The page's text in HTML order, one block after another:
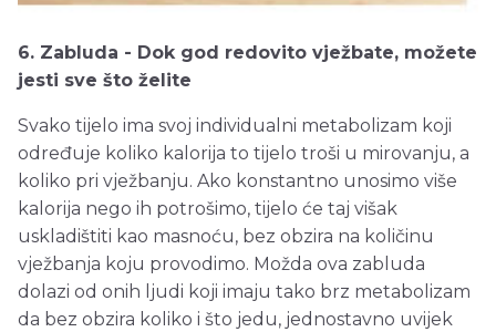
6. Zabluda - Dok god redovito vježbate, možete
jesti sve što želite
Svako tijelo ima svoj individualni metabolizam koji
određuje koliko kalorija to tijelo troši u mirovanju, a
koliko pri vježbanju. Ako konstantno unosimo više
kalorija nego ih potrošimo, tijelo će taj višak
uskladištiti kao masnoću, bez obzira na količinu
vježbanja koju provodimo. Možda ova zabluda
dolazi od onih ljudi koji imaju tako brz metabolizam
da bez obzira koliko i što jedu, jednostavno uvijek